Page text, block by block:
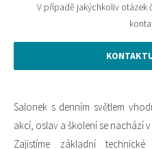
V případě jakýchkoliv otázek
Salonek s denním světlem
akcí, oslav a školení se nachází
Zajistíme základní